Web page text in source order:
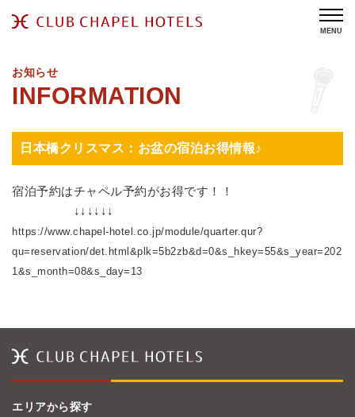
MENU
お知らせ
日本橋クリスマス：お盆の宿泊お得情報♪
宿泊予約はチャペル予約がお得です！！
​↓​↓​↓​↓​↓​↓
https://www.chapel-hotel.co.jp/module/quarter.qur?
qu=reservation/det.html&plk=5b2zb&d=0&s_hkey=55&s_year=202
1&s_month=08&s_day=13
エリアから探す